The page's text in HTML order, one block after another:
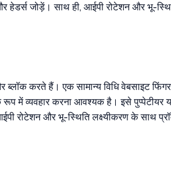
हेडर्स जोड़ें। साथ ही, आईपी रोटेशन और भू-
करते हैं। एक सामान्य विधि वेबसाइट
में व्यवहार करना आवश्यक है। इसे
रोटेशन और भू-स्थिति लक्ष्यीकरण के साथ